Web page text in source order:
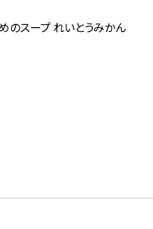
のスープ れいとうみかん